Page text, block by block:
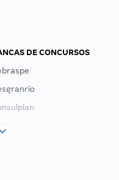
DE CONCURSOS